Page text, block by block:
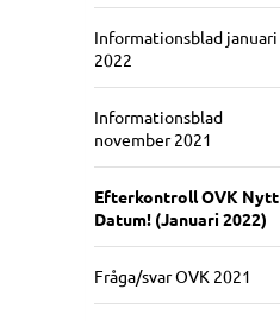
Informationsblad januari
2022
Informationsblad
november 2021
Efterkontroll OVK Nytt
Datum! (Januari 2022)
Fråga/svar OVK 2021